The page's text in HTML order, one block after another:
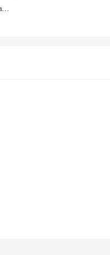
Bracelet à lacets multicolore en acier inoxydable pour hommes et femmes, 3 structures métalliques, taille réglable, unisexe, chaud, nouveau